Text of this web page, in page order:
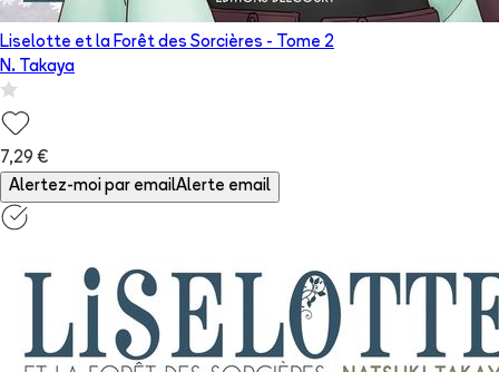
Liselotte et la Forêt des Sorcières - Tome 2
N. Takaya
7,29 €
Alertez-moi par emailAlerte email